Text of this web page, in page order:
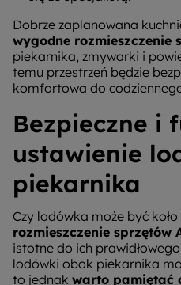
Dobrze zaplanowana
wygodne rozmieszczenie
piekarnika, zmywarki i
temu przestrzeń będzie
komfortowa do
Bezpieczne i
ustawienie
piekarnika
Czy lodówka może być
rozmieszczenie sprzętów
istotne do ich
lodówki obok piekarnika
to jednak warto pamiętać